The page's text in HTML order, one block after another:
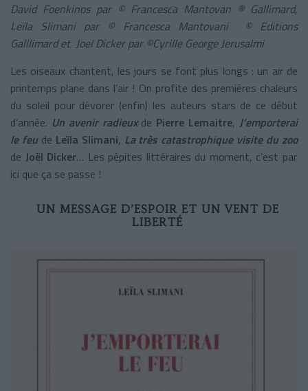
David Foenkinos par © Francesca Mantovan ® Gallimard,
Leïla Slimani par © Francesca Mantovani © Editions
Galllimard et Joel Dicker par ©Cyrille George Jerusalmi
Les oiseaux chantent, les jours se font plus longs : un air de
printemps plane dans l’air ! On profite des premières chaleurs
du soleil pour dévorer (enfin) les auteurs stars de ce début
d’année. Un avenir radieuxde Pierre Lemaitre,J’emporterai
le feude Leïla Slimani, La très catastrophique visite du zoo
de Joël Dicker… Les pépites littéraires du moment, c’est par
ici que ça se passe !
UN MESSAGE D’ESPOIR ET UN VENT DE
LIBERTÉ